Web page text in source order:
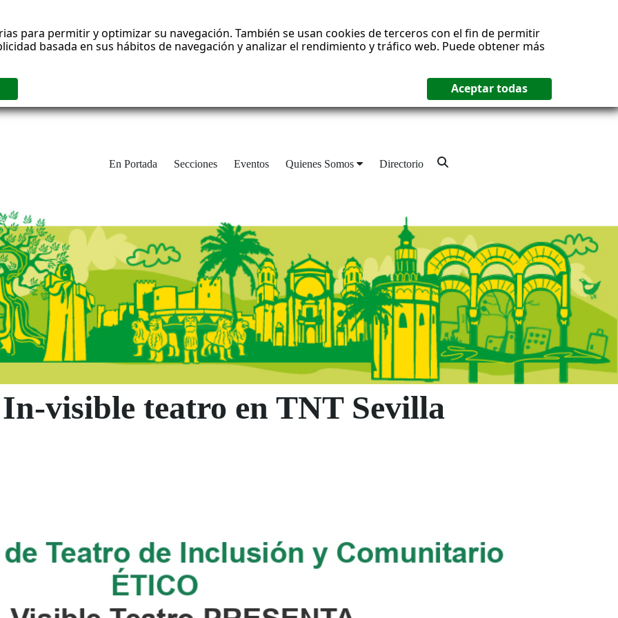
para permitir y optimizar su navegación. También se usan cookies de terceros con el fin de permitir
basada en sus hábitos de navegación y analizar el rendimiento y tráfico web. Puede obtener más
En Portada Secciones Eventos Quienes Somos Directorio
In-visible teatro en TNT Sevilla